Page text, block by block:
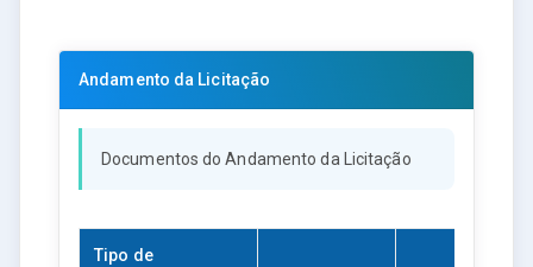
Andamento da Licitação
Documentos do Andamento da Licitação
Tipo de